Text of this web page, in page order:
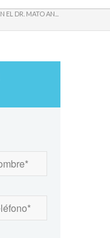
DR. MATO AN...